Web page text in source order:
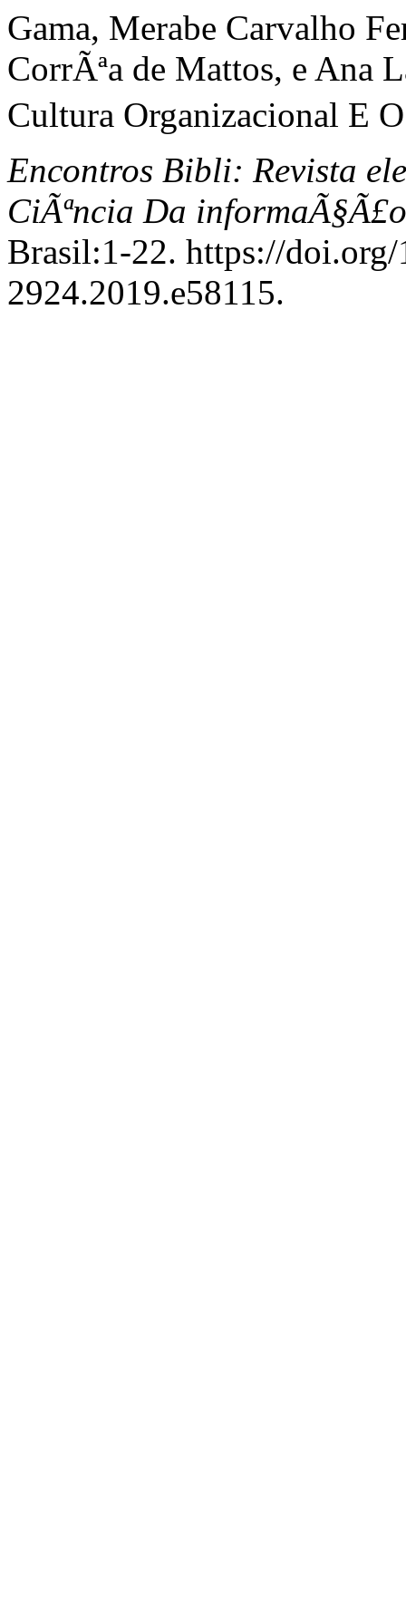
Gama, Merabe Carvalho
CorrÃªa de Mattos, e Ana
Cultura Organizacional E
Encontros Bibli: Revista
CiÃªncia Da informaÃ§Ã£o
Brasil:1-22. https://
2924.2019.e58115.